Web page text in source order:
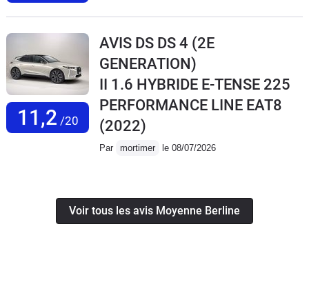
11,2 /20
AVIS DS DS 4 (2E
GENERATION)
II 1.6 HYBRIDE E-TENSE 225
PERFORMANCE LINE EAT8
(2022)
Par mortimer le 08/07/2026
Voir tous les avis Moyenne Berline